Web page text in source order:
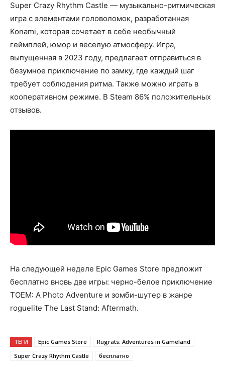
Super Crazy Rhythm Castle — музыкально-ритмическая
игра с элементами головоломок, разработанная
Konami, которая сочетает в себе необычный
геймплей, юмор и веселую атмосферу. Игра,
выпущенная в 2023 году, предлагает отправиться в
безумное приключение по замку, где каждый шаг
требует соблюдения ритма. Также можно играть в
кооперативном режиме. В Steam 86% положительных
отзывов.
На следующей неделе Epic Games Store предложит
бесплатно вновь две игры: черно-белое приключение
TOEM: A Photo Adventure и зомби-шутер в жанре
roguelite The Last Stand: Aftermath.
ТЕГИ Epic Games Store
Rugrats: Adventures in Gameland
Super Crazy Rhythm Castle
бесплатно